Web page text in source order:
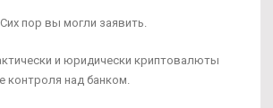
пор вы могли заявить.
и юридически криптовалюты
контроля над банком.